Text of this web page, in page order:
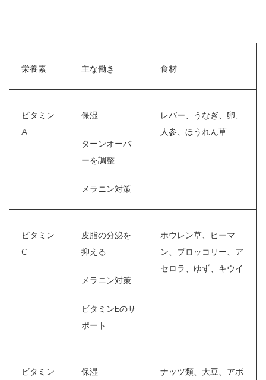
栄養素 主な働き 食材
ビタミン
A
保湿
ターンオーバ
ーを調整
メラニン対策
レバー、うなぎ、卵、
人参、ほうれん草
ビタミン
C
皮脂の分泌を
抑える
メラニン対策
ビタミンEのサ
ポート
ホウレン草、ピーマ
ン、ブロッコリー、ア
セロラ、ゆず、キウイ
ビタミン 保湿 ナッツ類、大豆、アボ